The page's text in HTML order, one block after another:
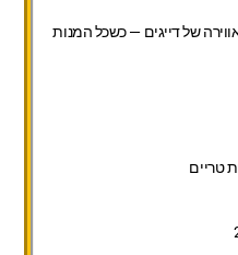
של דייגים — כשכל המנות
טריים